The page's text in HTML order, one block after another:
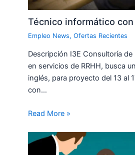
Técnico informático
Empleo News,Ofertas Recientes
Descripción I3E Consultoría de
en servicios de RRHH, busca
inglés, para proyecto del 13 al
con…
Read More »